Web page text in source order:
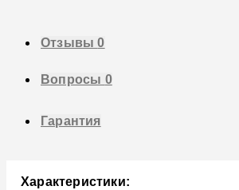
Отзывы0
Вопросы 0
Гарантия
Характеристики: